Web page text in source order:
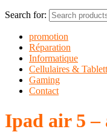
Search for:
promotion
Réparation
Informatique
Cellulaires &
Gaming
Contact
Ipad air 5 –